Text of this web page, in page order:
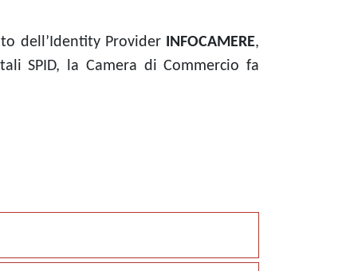
dell’Identity Provider INFOCAMERE,
SPID, la Camera di Commercio fa